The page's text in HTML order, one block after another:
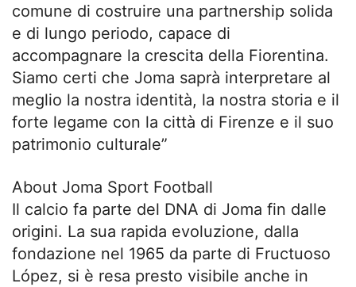
comune di costruire una partnership solida
e di lungo periodo, capace di
accompagnare la crescita della Fiorentina.
Siamo certi che Joma saprà interpretare al
meglio la nostra identità, la nostra storia e il
forte legame con la città di Firenze e il suo
patrimonio culturale”
About Joma Sport Football
Il calcio fa parte del DNA di Joma fin dalle
origini. La sua rapida evoluzione, dalla
fondazione nel 1965 da parte di Fructuoso
López, si è resa presto visibile anche in